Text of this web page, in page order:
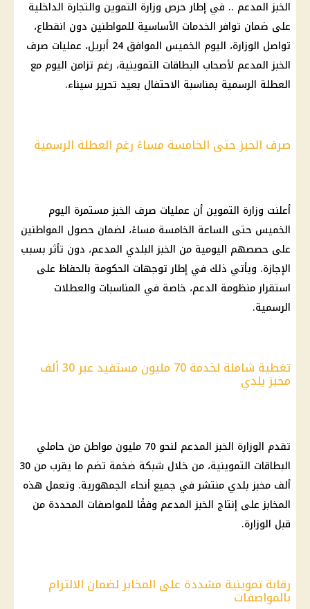
الخبز المدعم .. في إطار حرص وزارة التموين والتجارة الداخلية
على ضمان توافر الخدمات الأساسية للمواطنين دون انقطاع،
تواصل الوزارة، اليوم الخميس الموافق 24 أبريل، عمليات صرف
الخبز المدعم لأصحاب البطاقات التموينية، رغم تزامن اليوم مع
العطلة الرسمية بمناسبة الاحتفال بعيد تحرير سيناء.
صرف الخبز حتى الخامسة مساءً رغم العطلة الرسمية
أعلنت وزارة التموين أن عمليات صرف الخبز مستمرة اليوم
الخميس حتى الساعة الخامسة مساءً، لضمان حصول المواطنين
على حصصهم اليومية من الخبز البلدي المدعم، دون تأثر بسبب
الإجازة. ويأتي ذلك في إطار توجهات الحكومة بالحفاظ على
استقرار منظومة الدعم، خاصة في المناسبات والعطلات
الرسمية.
تغطية شاملة لخدمة 70 مليون مستفيد عبر 30 ألف
مخبز بلدي
تقدم الوزارة الخبز المدعم لنحو 70 مليون مواطن من حاملي
البطاقات التموينية
، من خلال شبكة ضخمة تضم ما يقرب من 30
ألف مخبز بلدي منتشر في جميع أنحاء الجمهورية. وتعمل هذه
المخابز على إنتاج الخبز المدعم وفقًا للمواصفات المحددة من
قبل الوزارة.
رقابة تموينية مشددة على المخابز لضمان الالتزام
بالمواصفات